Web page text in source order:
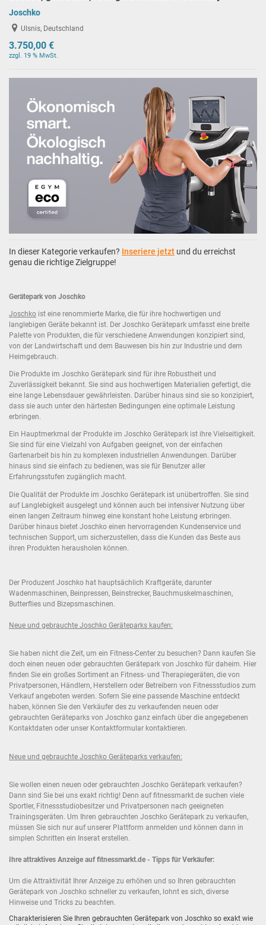
Joschko
Ulsnis, Deutschland
3.750,00 €
zzgl. 19 % MwSt.
In dieser Kategorie verkaufen? Inseriere jetzt und du erreichst
genau die richtige Zielgruppe!
Gerätepark von Joschko
Joschko ist eine renommierte Marke, die für ihre hochwertigen und
langlebigen Geräte bekannt ist. Der Joschko Gerätepark umfasst eine breite
Palette von Produkten, die für verschiedene Anwendungen konzipiert sind,
von der Landwirtschaft und dem Bauwesen bis hin zur Industrie und dem
Heimgebrauch.
Die Produkte im Joschko Gerätepark sind für ihre Robustheit und
Zuverlässigkeit bekannt. Sie sind aus hochwertigen Materialien gefertigt, die
eine lange Lebensdauer gewährleisten. Darüber hinaus sind sie so konzipiert,
dass sie auch unter den härtesten Bedingungen eine optimale Leistung
erbringen.
Ein Hauptmerkmal der Produkte im Joschko Gerätepark ist ihre Vielseitigkeit.
Sie sind für eine Vielzahl von Aufgaben geeignet, von der einfachen
Gartenarbeit bis hin zu komplexen industriellen Anwendungen. Darüber
hinaus sind sie einfach zu bedienen, was sie für Benutzer aller
Erfahrungsstufen zugänglich macht.
Die Qualität der Produkte im Joschko Gerätepark ist unübertroffen. Sie sind
auf Langlebigkeit ausgelegt und können auch bei intensiver Nutzung über
einen langen Zeitraum hinweg eine konstant hohe Leistung erbringen.
Darüber hinaus bietet Joschko einen hervorragenden Kundenservice und
technischen Support, um sicherzustellen, dass die Kunden das Beste aus
ihren Produkten herausholen können.
Der Produzent Joschko hat hauptsächlich Kraftgeräte, darunter
Wadenmaschinen, Beinpressen, Beinstrecker, Bauchmuskelmaschinen,
Butterflies und Bizepsmaschinen.
Neue und gebrauchte Joschko Geräteparks kaufen:
Sie haben nicht die Zeit, um ein Fitness-Center zu besuchen? Dann kaufen Sie
doch einen neuen oder gebrauchten Gerätepark von Joschko für daheim. Hier
finden Sie ein großes Sortiment an Fitness- und Therapiegeräten, die von
Privatpersonen, Händlern, Herstellern oder Betreibern von Fitnessstudios zum
Verkauf angeboten werden. Sofern Sie eine passende Maschine entdeckt
haben, können Sie den Verkäufer des zu verkaufenden neuen oder
gebrauchten Geräteparks von Joschko ganz einfach über die angegebenen
Kontaktdaten oder unser Kontaktformular kontaktieren.
Neue und gebrauchte Joschko Geräteparks verkaufen:
Sie wollen einen neuen oder gebrauchten Joschko Gerätepark verkaufen?
Dann sind Sie bei uns exakt richtig! Denn auf fitnessmarkt.de suchen viele
Sportler, Fitnessstudiobesitzer und Privatpersonen nach geeigneten
Trainingsgeräten. Um Ihren gebrauchten Joschko Gerätepark zu verkaufen,
müssen Sie sich nur auf unserer Plattform anmelden und können dann in
simplen Schritten ein Inserat erstellen.
Ihre attraktives Anzeige auf fitnessmarkt.de - Tipps für Verkäufer:
Um die Attraktivität Ihrer Anzeige zu erhöhen und so Ihren gebrauchten
Gerätepark von Joschko schneller zu verkaufen, lohnt es sich, diverse
Hinweise und Tricks zu beachten.
Charakterisieren Sie Ihren gebrauchten Gerätepark von Joschko so exakt wie